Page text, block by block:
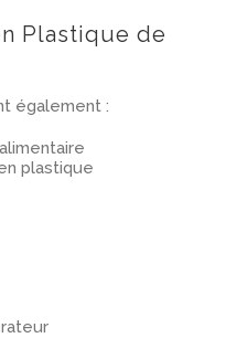
Plastique de
également :
plastique